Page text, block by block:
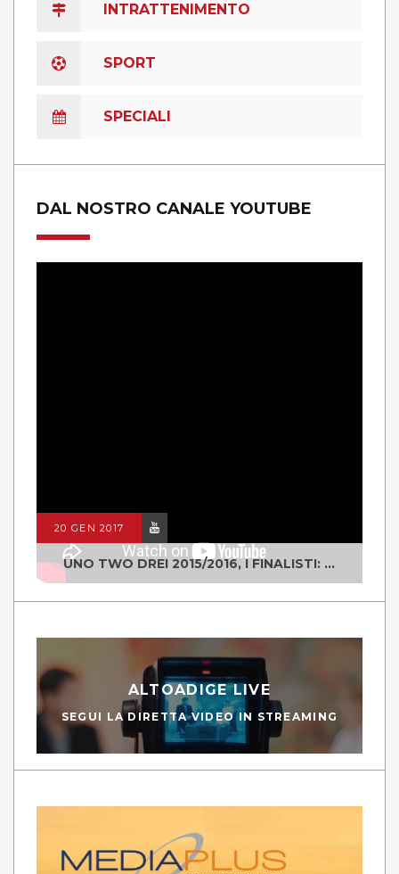
INTRATTENIMENTO
SPORT
SPECIALI
DAL NOSTRO CANALE YOUTUBE
20 GEN 2017
UNO TWO DREI 2015/2016, I FINALISTI: CLASSE IV ALS ISTITUTO "DEGASPERI" BORGO VALSUGANA
ALTOADIGE LIVE
SEGUI LA DIRETTA VIDEO IN STREAMING